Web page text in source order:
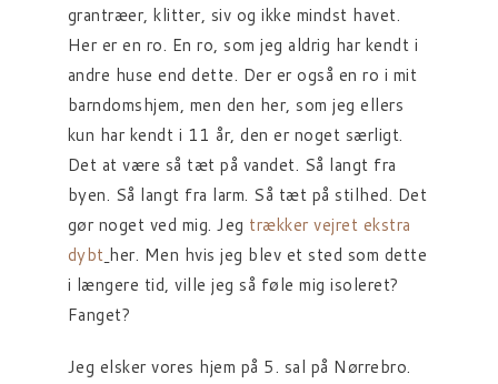
grantræer, klitter, siv og ikke mindst havet.
Her er en ro. En ro, som jeg aldrig har kendt i
andre huse end dette. Der er også en ro i mit
barndomshjem, men den her, som jeg ellers
kun har kendt i 11 år, den er noget særligt.
Det at være så tæt på vandet. Så langt fra
byen. Så langt fra larm. Så tæt på stilhed. Det
gør noget ved mig. Jeg trækker vejret ekstra
dybt her. Men hvis jeg blev et sted som dette
i længere tid, ville jeg så føle mig isoleret?
Fanget?
Jeg elsker vores hjem på 5. sal på Nørrebro.